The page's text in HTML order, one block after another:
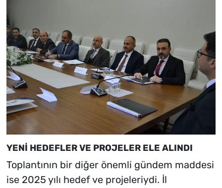
YENİ HEDEFLER VE PROJELER ELE ALINDI
Toplantının bir diğer önemli gündem maddesi
ise 2025 yılı hedef ve projeleriydi. İl